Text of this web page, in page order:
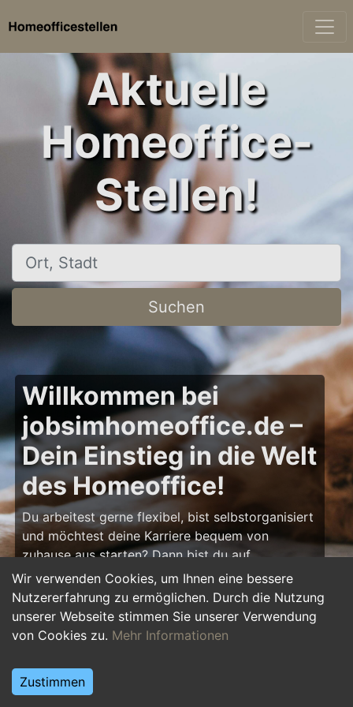
Wir verwenden Cookies, um Ihnen eine bessere
Nutzererfahrung zu ermöglichen. Durch die Nutzung
unserer Webseite stimmen Sie unserer Verwendung
von Cookies zu. Mehr Informationen
Zustimmen
Aktuelle
Homeoffice-
Stellen!
Ort, Stadt
Suchen
Willkommen bei
jobsimhomeoffice.de –
Dein Einstieg in die Welt
des Homeoffice!
Du arbeitest gerne flexibel, bist selbstorganisiert
und möchtest deine Karriere bequem von
zuhause aus starten? Dann bist du auf
jobsimhomeoffice.de genau richtig! Hier findest
du zahlreiche Ausbildungsplätze, Praktika und
Jobs, die komplett oder teilweise im Homeoffice
erledigt werden können – von IT über Marketing
Starte deine Karriere im Homeoffice und gestalte
deinen Arbeitsalltag nach deinen Vorstellungen!